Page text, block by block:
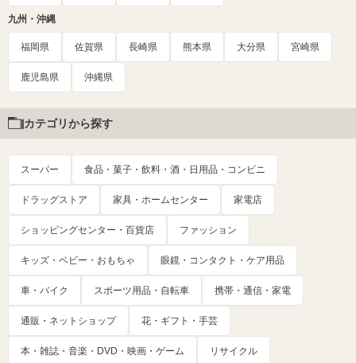
九州・沖縄
福岡県 佐賀県 長崎県 熊本県 大分県 宮崎県
鹿児島県 沖縄県
カテゴリから探す
スーパー 食品・菓子・飲料・酒・日用品・コンビニ
ドラッグストア 家具・ホームセンター 家電店
ショッピングセンター・百貨店 ファッション
キッズ・ベビー・おもちゃ 眼鏡・コンタクト・ケア用品
車・バイク スポーツ用品・自転車 携帯・通信・家電
通販・ネットショップ 花・ギフト・手芸
本・雑誌・音楽・DVD・映画・ゲーム リサイクル